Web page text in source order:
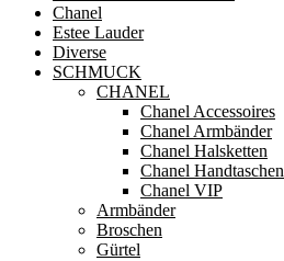
Chanel
Estee Lauder
Diverse
SCHMUCK
CHANEL
Chanel Accessoires
Chanel Armbänder
Chanel Halsketten
Chanel Handtaschen
Chanel VIP
Armbänder
Broschen
Gürtel